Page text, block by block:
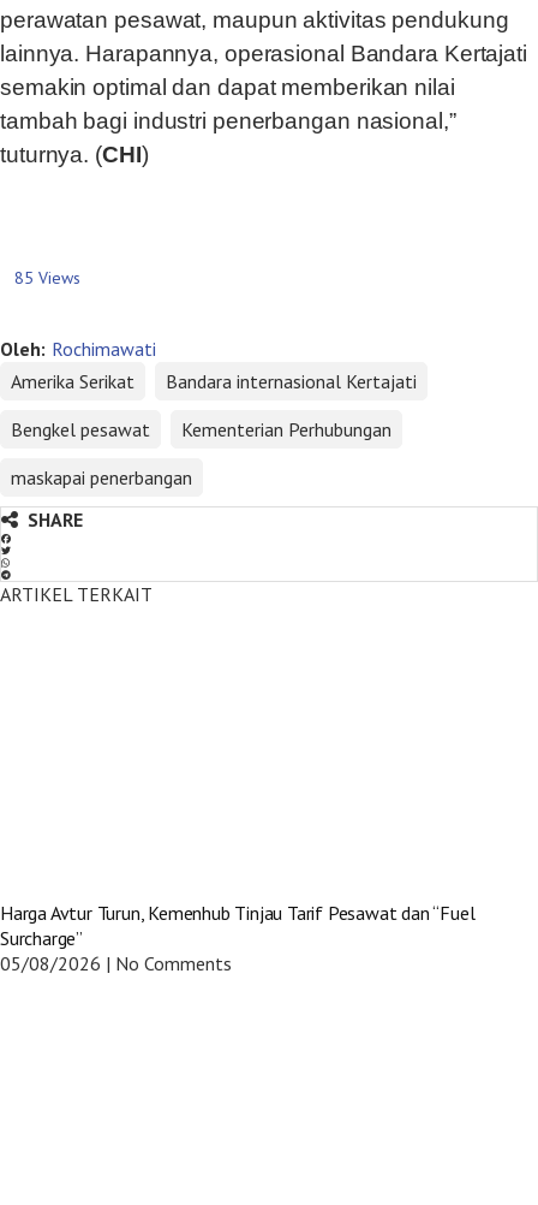
perawatan pesawat, maupun aktivitas pendukung
lainnya. Harapannya, operasional Bandara Kertajati
semakin optimal dan dapat memberikan nilai
tambah bagi industri penerbangan nasional,”
tuturnya. (CHI)
85 Views
Oleh: Rochimawati
Amerika Serikat
Bandara internasional Kertajati
Bengkel pesawat
Kementerian Perhubungan
maskapai penerbangan
SHARE
ARTIKEL TERKAIT
Harga Avtur Turun, Kemenhub Tinjau Tarif Pesawat dan “Fuel
Surcharge”
05/08/2026
No Comments